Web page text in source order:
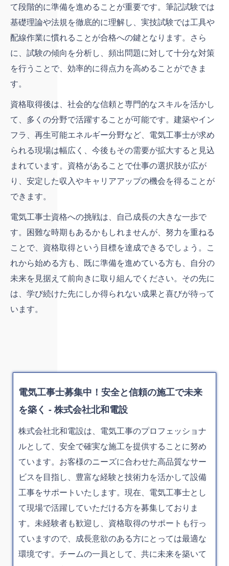
て段階的に準備を進めることが重要です。筆記試験では
基礎理論や法規を徹底的に理解し、実技試験では工具や
配線作業に慣れることが合格への鍵となります。さら
に、試験の傾向を分析し、頻出問題に対して十分な対策
を行うことで、効率的に得点力を高めることができま
す。
資格取得後は、社会的な信頼と専門的なスキルを活かし
て、多くの分野で活躍することが可能です。建築やイン
フラ、再生可能エネルギー分野など、電気工事士が求め
られる現場は幅広く、今後もその需要が拡大すると見込
まれています。資格があることで仕事の選択肢が広が
り、安定した収入やキャリアアップの機会を得ることが
できます。
電気工事士資格への挑戦は、自己成長の大きな一歩で
す。困難な時期もあるかもしれませんが、努力を重ねる
ことで、資格取得という目標を達成できるでしょう。こ
れから始める方も、既に準備を進めている方も、自分の
未来を見据えて前向きに取り組んでください。その先に
は、学び続けた先にしか得られない成果と喜びが待って
います。
電気工事士募集中！安全と信頼の施工で未来
を築く - 株式会社北和電設
株式会社北和電設は、電気工事のプロフェッショナ
ルとして、安全で確実な施工を提供することに努め
ています。お客様のニーズに合わせた高品質なサー
ビスを目指し、豊富な経験と技術力を活かして設備
工事をサポートいたします。現在、電気工事士とし
て現場で活躍していただける方を募集しておりま
す。未経験者も歓迎し、資格取得のサポートも行っ
ていますので、成長意欲のある方にとっては最適な
環境です。チームの一員として、共に未来を築いて